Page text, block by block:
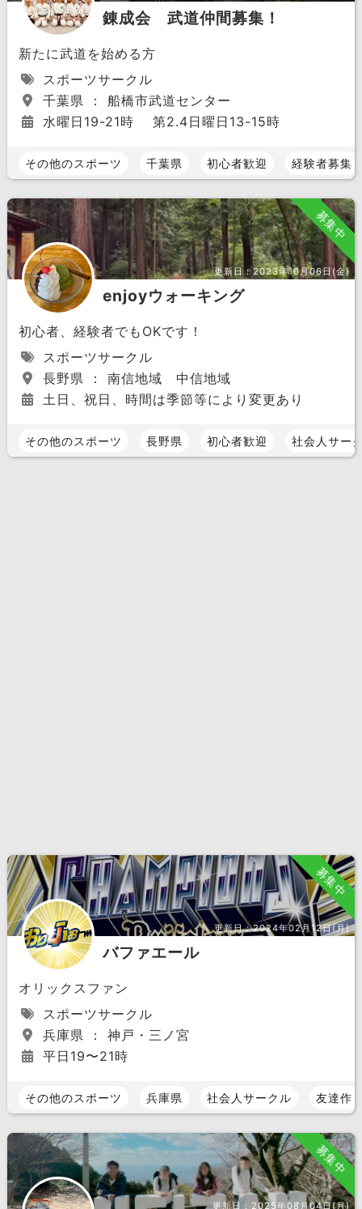
錬成会 武道仲間募集！
新たに武道を始める方
スポーツサークル
千葉県 ： 船橋市武道センター
水曜日19-21時 第2.4日曜日13-15時
その他のスポーツ 千葉県 初心者歓迎 経験者募集
募集中
更新日：2023年10月06日(金)
enjoyウォーキング
初心者、経験者でもOKです！
スポーツサークル
長野県 ： 南信地域 中信地域
土日、祝日、時間は季節等により変更あり
その他のスポーツ 長野県 初心者歓迎 社会人サー
募集中
更新日：2024年02月12日(月)
バファエール
オリックスファン
スポーツサークル
兵庫県 ： 神戸・三ノ宮
平日19〜21時
その他のスポーツ 兵庫県 社会人サークル 友達作
募集中
更新日： 2025年08月04日(月)